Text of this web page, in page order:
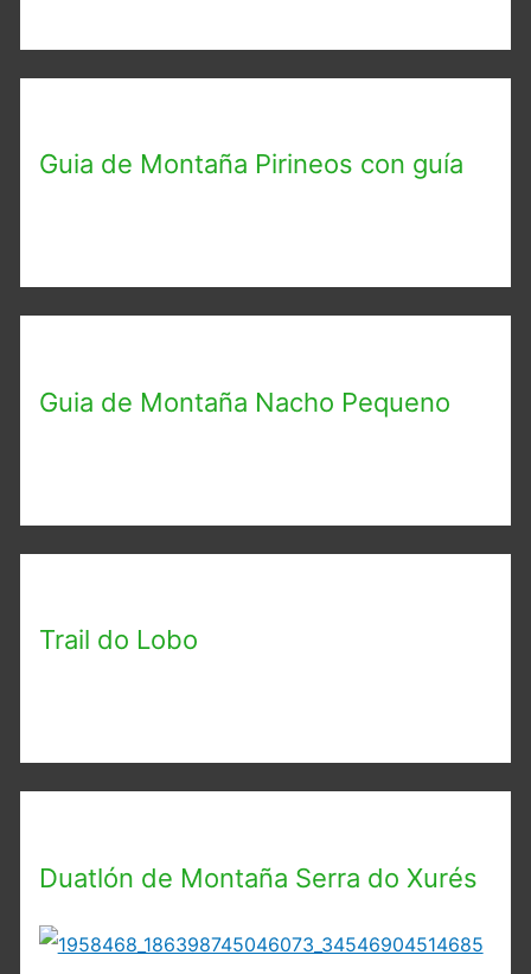
Guia de Montaña Pirineos con guía
Guia de Montaña Nacho Pequeno
Trail do Lobo
Duatlón de Montaña Serra do Xurés